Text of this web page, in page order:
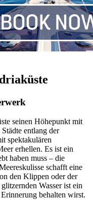
seinen Höhepunkt mit
entlang der
spektakulären
erhellen. Es ist ein
haben muss – die
schafft eine
den Klippen oder der
Wasser ist ein
behalten wirst.